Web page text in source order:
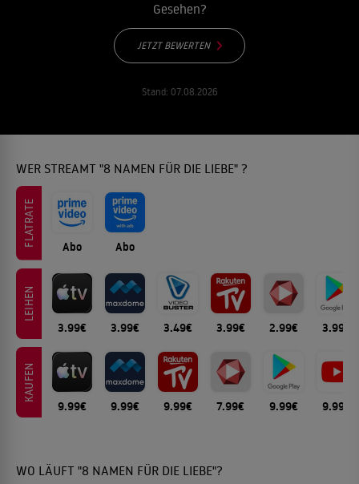
Gesehen?
JETZT BEWERTEN
Stand: 07.08.2026
WER STREAMT "8 NAMEN FÜR DIE LIEBE" ?
FLATRATE Abo Abo
LEIHEN
3.99€ 3.99€ 3.49€ 3.99€ 2.99€ 3.99€
KAUFEN
9.99€ 9.99€ 9.99€ 7.99€ 9.99€ 9.99€
WO LÄUFT "8 NAMEN FÜR DIE LIEBE"?